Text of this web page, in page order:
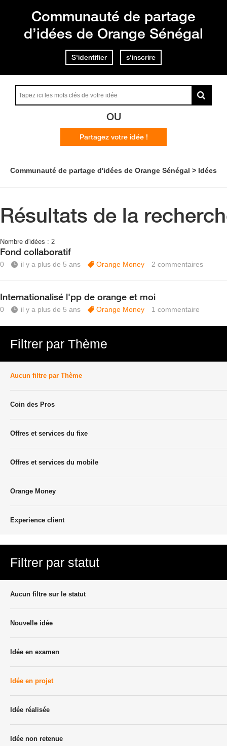
Communauté de partage
d’idées de Orange Sénégal
S'identifier s'inscrire
OU
Partagez votre idée !
Communauté de partage d'idées de Orange Sénégal Idées
Résultats de la
Nombre d'idées : 2
Fond collaboratif
0 il y a plus de 5 ans Orange Money 2 commentaires
Internationalisé l'pp de orange et moi
0 il y a plus de 5 ans Orange Money 1 commentaire
Filtrer par Thème
Aucun filtre par Thème
Coin des Pros
Offres et services du fixe
Offres et services du mobile
Orange Money
Experience client
Filtrer par statut
Aucun filtre sur le statut
Nouvelle idée
Idée en examen
Idée en projet
Idée réalisée
Idée non retenue